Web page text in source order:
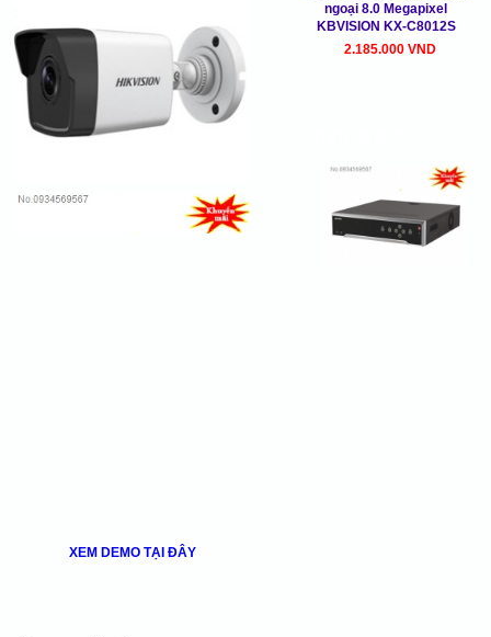
XEM DEMO TẠI ĐÂY
ngoại 8.0 Megapixel
KBVISION KX-C8012S
2.185.000 VND